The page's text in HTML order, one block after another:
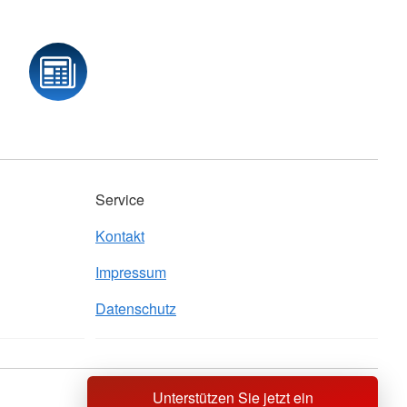
Unterstützen Sie jetzt ein
Service
Kontakt
Impressum
Datenschutz
Sprache wechseln zu